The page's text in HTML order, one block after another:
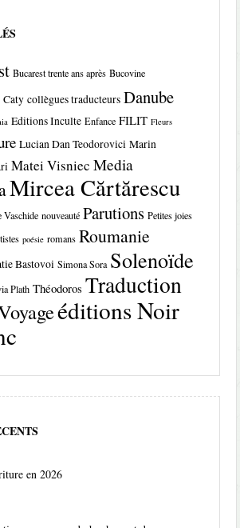
Bucarest trente ans après Bucovine
Caty collègues traducteurs Danube
Editions Inculte Enfance FILIT Fleurs
Lucian Dan Teodorovici Marin
Matei Visniec Media
Mircea Cărtărescu
Vaschide nouveauté Parutions Petites joies
poésie romans Roumanie
Bastovoi Simona Sora Solenoïde
Plath Théodoros Traduction
éditions Noir
en 2026